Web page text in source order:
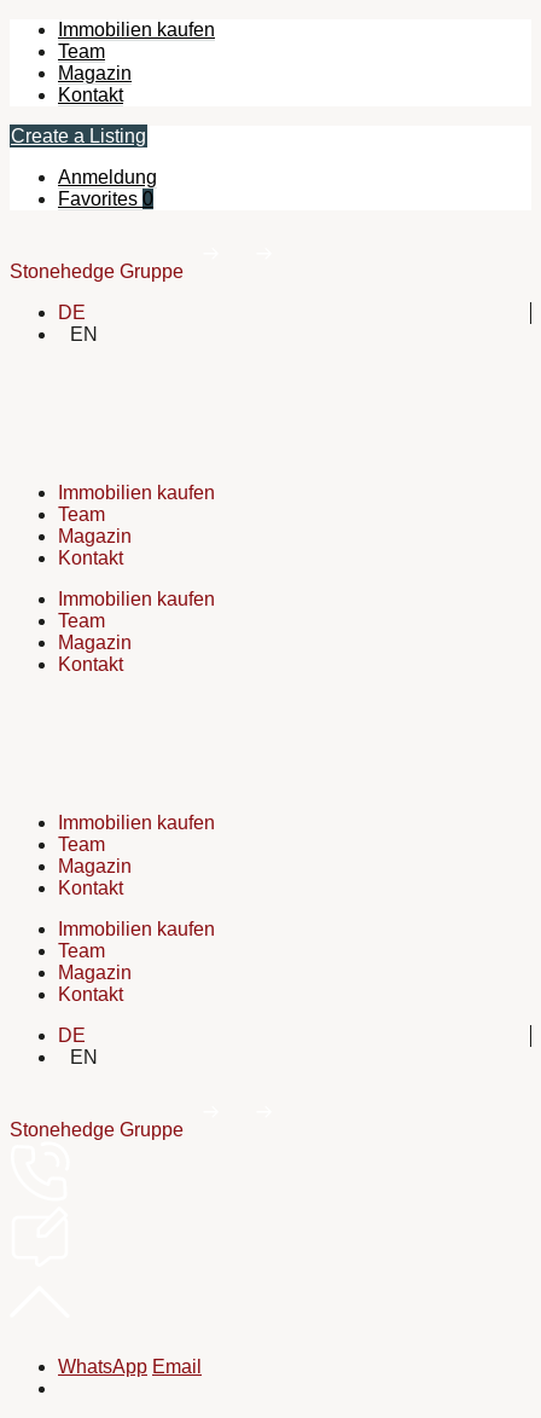
Immobilien kaufen
Team
Magazin
Kontakt
Create a Listing
Anmeldung
Favorites 0
Stonehedge Gruppe
DE
EN
Immobilien kaufen
Team
Magazin
Kontakt
Immobilien kaufen
Team
Magazin
Kontakt
Immobilien kaufen
Team
Magazin
Kontakt
Immobilien kaufen
Team
Magazin
Kontakt
DE
EN
Stonehedge Gruppe
WhatsApp Email